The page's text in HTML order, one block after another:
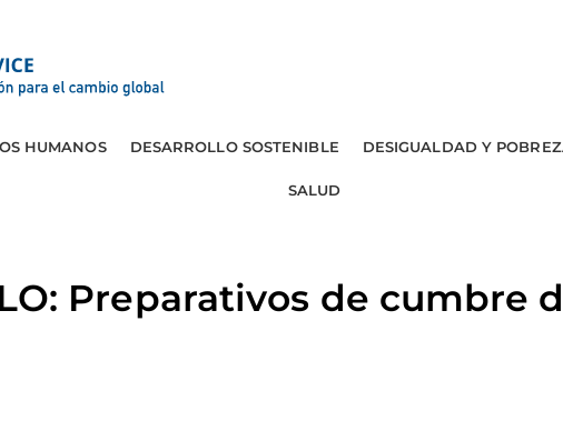
HUMANOS DESARROLLO SOSTENIBLE DESIGUALDAD Y
SALUD
Preparativos de cumbre